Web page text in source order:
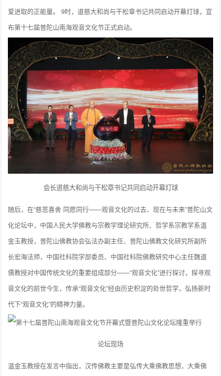
爱进取的正能量。 9时，道慈大和尚与干松章书记共同启动开幕灯球，宣
布第十七届普陀山南海观音文化节正式启动。
会长道慈大和尚与干松章书记共同启动开幕灯球
随后，在“慈悲喜舍·同愿同行——观音文化的过去、现在与未来”普陀山文
化论坛中，中国人民大学佛教与宗教学理论研究所、哲学系宗教学系温
金玉教授，普陀山佛教协会弘法办副主任、普陀山佛教文化研究所副所
长宏海法师，中国社科院学部委员、中国社科院佛教研究中心主任魏道
儒教授对中国传统文化的重要组成部分——“观音文化”进行探讨，探寻观
音文化的前世今生，传承“观音文化”经由历史积淀的处世哲学，弘扬新时
代下“观音文化”的精神力量。
论坛现场
温金玉教授在发言中指出，汉传佛教主要是弘传大乘佛教思想，大乘佛